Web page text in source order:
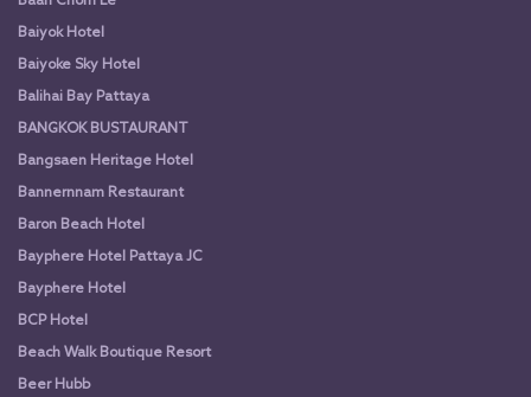
Baiyok Hotel
Baiyoke Sky Hotel
Balihai Bay Pattaya
BANGKOK BUSTAURANT
Bangsaen Heritage Hotel
Bannernnam Restaurant
Baron Beach Hotel
Bayphere Hotel Pattaya JC
Bayphere Hotel
BCP Hotel
Beach Walk Boutique Resort
Beer Hubb